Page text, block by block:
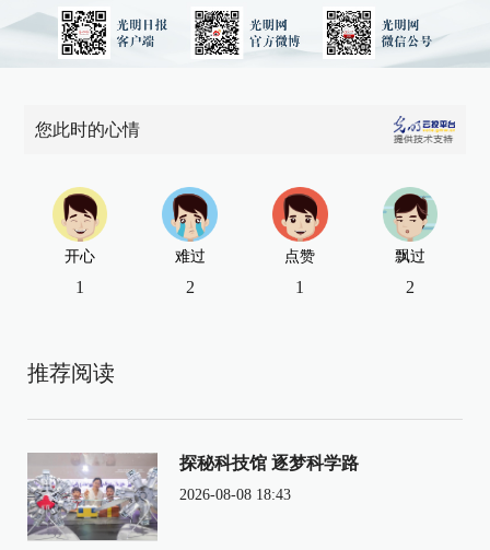
您此时的心情
开心
1
难过
2
点赞
1
飘过
2
推荐阅读
探秘科技馆 逐梦科学路
2026-08-08 18:43